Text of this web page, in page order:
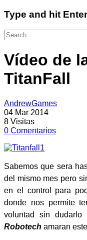
Type and hit
Vídeo de
TitanFall
AndrewGames
04 Mar 2014
8 Visitas
0 Comentarios
Sabemos que sera
del mismo mes pero
en el control para
donde nos permite
voluntad sin
Robotech amaran